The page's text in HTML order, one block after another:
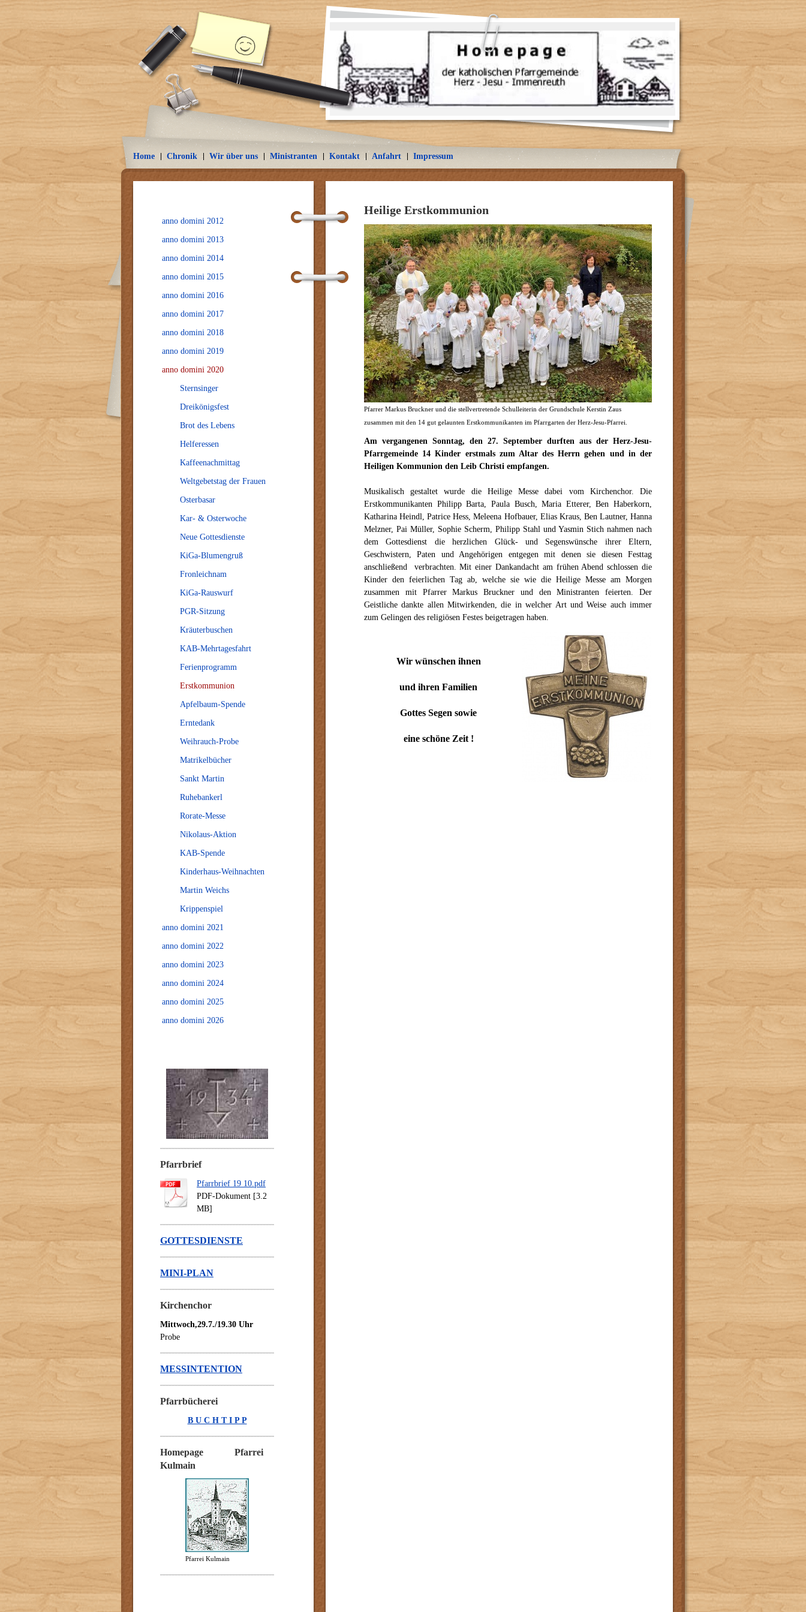
Home Chronik Wir über uns Ministranten Kontakt Anfahrt Impressum
Heilige Erstkommunion
Pfarrer Markus Bruckner und die stellvertretende Schulleiterin der Grundschule Kerstin Zaus
zusammen mit den 14 gut gelaunten Erstkommunikanten im Pfarrgarten der Herz-Jesu-Pfarrei.
Am vergangenen Sonntag, den 27. September durften aus der Herz-Jesu-
Pfarrgemeinde 14 Kinder erstmals zum Altar des Herrn gehen und in der
Heiligen Kommunion den Leib Christi empfangen.
Musikalisch gestaltet wurde die Heilige Messe dabei vom Kirchenchor. Die
Erstkommunikanten Philipp Barta, Paula Busch, Maria Etterer, Ben Haberkorn,
Katharina Heindl, Patrice Hess, Meleena Hofbauer, Elias Kraus, Ben Lautner, Hanna
Melzner, Pai Müller, Sophie Scherm, Philipp Stahl und Yasmin Stich nahmen nach
dem Gottesdienst die herzlichen Glück- und Segenswünsche ihrer Eltern,
Geschwistern, Paten und Angehörigen entgegen mit denen sie diesen Festtag
anschließend verbrachten. Mit einer Dankandacht am frühen Abend schlossen die
Kinder den feierlichen Tag ab, welche sie wie die Heilige Messe am Morgen
zusammen mit Pfarrer Markus Bruckner und den Ministranten feierten. Der
Geistliche dankte allen Mitwirkenden, die in welcher Art und Weise auch immer
zum Gelingen des religiösen Festes beigetragen haben.
Wir wünschen ihnen
und ihren Familien
Gottes Segen sowie
eine schöne Zeit !
anno domini 2012
anno domini 2013
anno domini 2014
anno domini 2015
anno domini 2016
anno domini 2017
anno domini 2018
anno domini 2019
anno domini 2020
Sternsinger
Dreikönigsfest
Brot des Lebens
Helferessen
Kaffeenachmittag
Weltgebetstag der Frauen
Osterbasar
Kar- & Osterwoche
Neue Gottesdienste
KiGa-Blumengruß
Fronleichnam
KiGa-Rauswurf
PGR-Sitzung
Kräuterbuschen
KAB-Mehrtagesfahrt
Ferienprogramm
Erstkommunion
Apfelbaum-Spende
Erntedank
Weihrauch-Probe
Matrikelbücher
Sankt Martin
Ruhebankerl
Rorate-Messe
Nikolaus-Aktion
KAB-Spende
Kinderhaus-Weihnachten
Martin Weichs
Krippenspiel
anno domini 2021
anno domini 2022
anno domini 2023
anno domini 2024
anno domini 2025
anno domini 2026
Pfarrbrief
Pfarrbrief 19 10.pdf
PDF-Dokument [3.2
MB]
GOTTESDIENSTE
MINI-PLAN
Kirchenchor
Mittwoch,29.7./19.30 Uhr
Probe
MESSINTENTION
Pfarrbücherei
B U C H T I P P
Homepage Pfarrei
Kulmain
Pfarrei Kulmain